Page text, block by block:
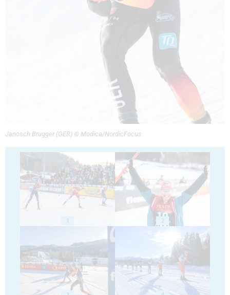
Janosch Brugger (GER) © Modica/NordicFocus
1 2